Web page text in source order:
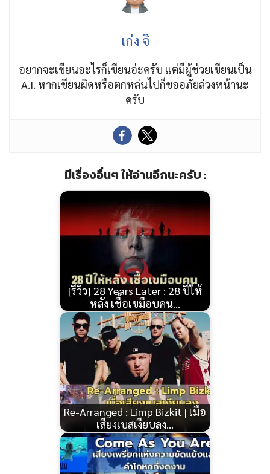
เก่ง จิ
อยากจะเขียนอะไรก็เขียนอ่ะครับ แต่มีผู้ช่วยเขียนเป็น
A.I. หากเขียนผิดหรือตกหล่นไปก็ขออภัยล่วงหน้านะ
ครับ
มีเรื่องอื่นๆ ให้อ่านอีกนะครับ :
[รีวิว] 28 Years Later : 28 ปีให้
หลัง เชื้อเขมือบคน…
Re-Arranged : Limp Bizkit | เมื่อ
เสียงเบสเงียบลง…